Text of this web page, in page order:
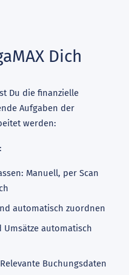
Dich
Du die finanzielle
Aufgaben der
werden:
Manuell, per Scan
automatisch zuordnen
automatisch
Buchungsdaten